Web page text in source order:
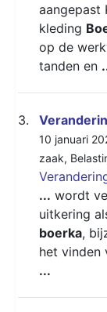
aangepast
kleding
op de
tanden en
3.
10 januari
zaak,
... wordt
uitkering
boerka,
het vinden
...